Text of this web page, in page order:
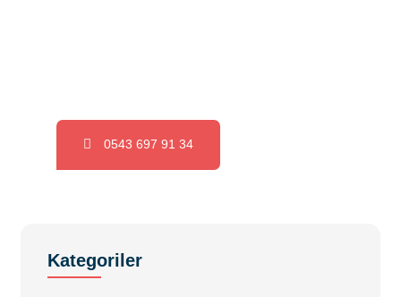
0543 697 91 34
Kategoriler